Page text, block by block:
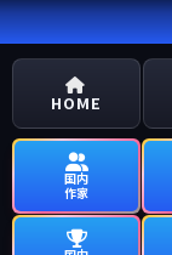
HOME
国内
作家